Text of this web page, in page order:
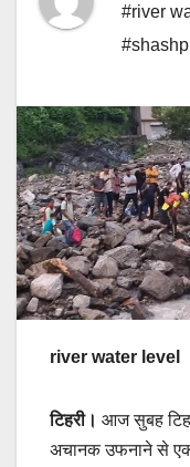
#river
river water level
टिहरी। आज सुबह
अचानक उफनाने से